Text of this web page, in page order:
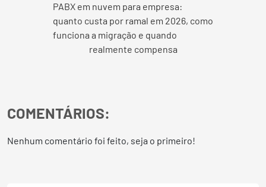
PABX em nuvem para empresa:
quanto custa por ramal em 2026, como
funciona a migração e quando
realmente compensa
COMENTÁRIOS:
Nenhum comentário foi feito, seja o primeiro!